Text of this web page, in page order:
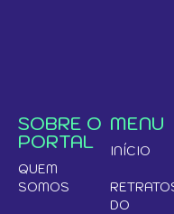
SOBRE O
PORTAL
QUEM
SOMOS
MENU
INÍCIO
DO